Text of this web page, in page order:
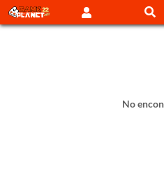
No